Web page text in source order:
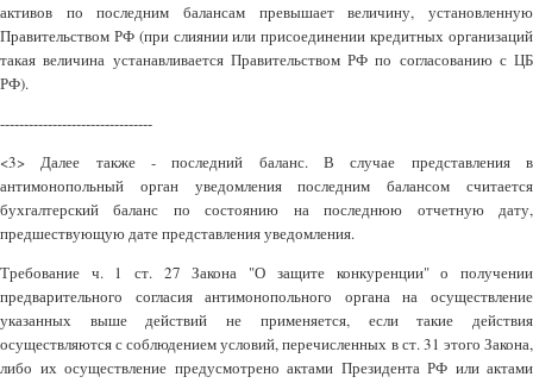
активов по последним балансам превышает величину, установленную
Правительством РФ (при слиянии или присоединении кредитных организаций
такая величина устанавливается Правительством РФ по согласованию с ЦБ
РФ).
--------------------------------
<3> Далее также - последний баланс. В случае представления в
антимонопольный орган уведомления последним балансом считается
бухгалтерский баланс по состоянию на последнюю отчетную дату,
предшествующую дате представления уведомления.
Требование ч. 1 ст. 27 Закона "О защите конкуренции" о получении
предварительного согласия антимонопольного органа на осуществление
указанных выше действий не применяется, если такие действия
осуществляются с соблюдением условий, перечисленных в ст. 31 этого Закона,
либо их осуществление предусмотрено актами Президента РФ или актами